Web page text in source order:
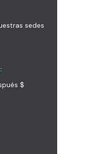
sedes
$